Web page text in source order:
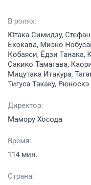
В ролях:
Ютака Симидзу,
Ёкокава, Миэко
Кобаяси, Ёдзи Танака,
Сакико Тамагава,
Мицутака Итакура,
Тигуса Такаку,
Директор:
Мамору Хосода
Время:
114 мин.
Страна: